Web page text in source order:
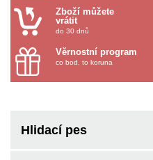
Zboží můžete
vrátit
do 30 dnů
Věrnostní program
co bod, to koruna
Hlidací pes